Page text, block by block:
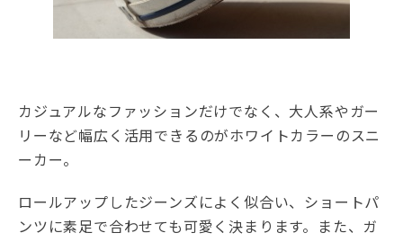
カジュアルなファッションだけでなく、大人系やガー
リーなど幅広く活用できるのがホワイトカラーのスニ
ーカー。
ロールアップしたジーンズによく似合い、ショートパ
ンツに素足で合わせても可愛く決まります。また、ガ